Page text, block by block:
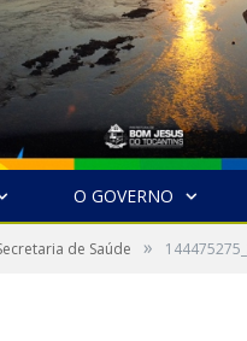
O GOVERNO
de Saúde »